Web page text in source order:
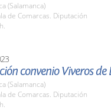
(Salamanca)
de Comarcas. Diputación
convenio Viveros de
(Salamanca)
de Comarcas. Diputación